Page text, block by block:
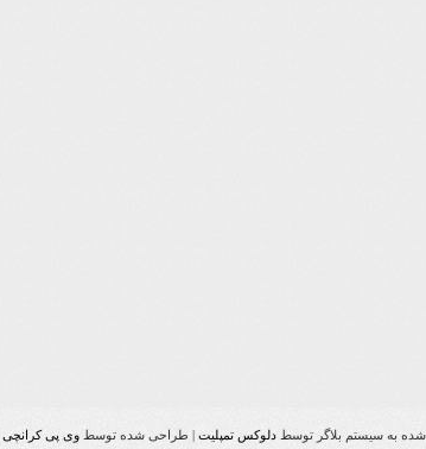
شده به سیستم بلاگر توسطدلوکس تمپلیت | طراحی شده توسطوی پی کرانچی